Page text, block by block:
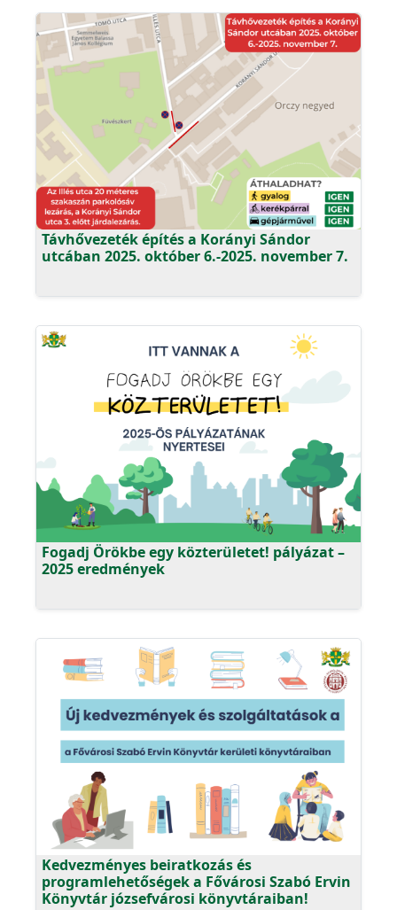
Távhővezeték építés a Korányi Sándor
utcában 2025. október 6.-2025. november 7.
Fogadj Örökbe egy közterületet! pályázat –
2025 eredmények
Kedvezményes beiratkozás és
programlehetőségek a Fővárosi Szabó Ervin
Könyvtár józsefvárosi könyvtáraiban!